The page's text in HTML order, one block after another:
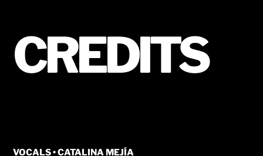
CREDITS
VOCALS • CATALINA MEJÍA